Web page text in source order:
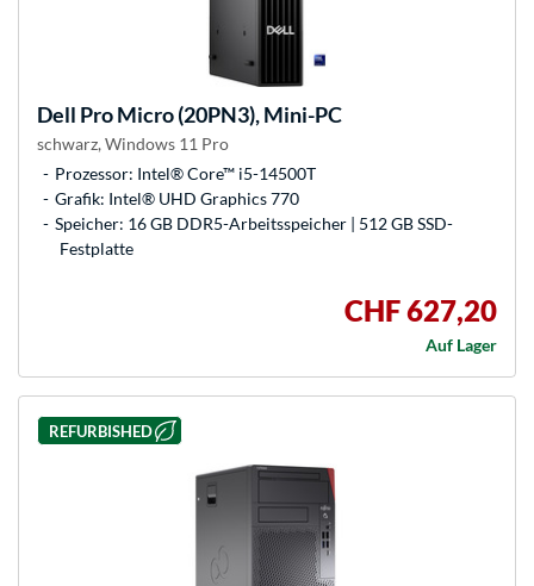
Dell Pro Micro (20PN3), Mini-PC
schwarz, Windows 11 Pro
Prozessor: Intel® Core™ i5-14500T
Grafik: Intel® UHD Graphics 770
Speicher: 16 GB DDR5-Arbeitsspeicher | 512 GB SSD-
Festplatte
CHF 627,20
Auf Lager
REFURBISHED